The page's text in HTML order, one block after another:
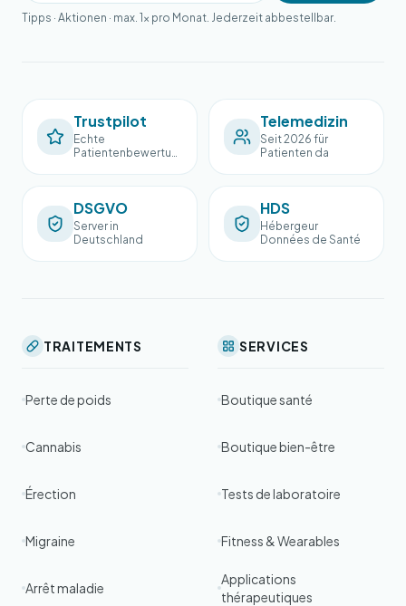
Tipps · Aktionen · max. 1× pro Monat. Jederzeit abbestellbar.
Trustpilot
Echte
Patientenbewertun
Telemedizin
Seit 2026 für
Patienten da
DSGVO
Server in
Deutschland
HDS
Hébergeur
Données de Santé
TRAITEMENTS
Perte de poids
Cannabis
Érection
Migraine
Arrêt maladie
SERVICES
Boutique santé
Boutique bien-être
Tests de laboratoire
Fitness & Wearables
Applications
thérapeutiques